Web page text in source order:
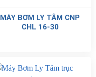
MÁY BƠM LY TÂM CNP
CHL 16-30